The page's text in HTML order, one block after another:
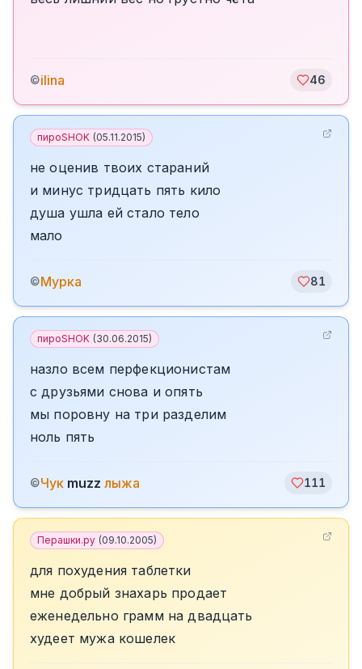
©ilina 46
пироSHOK (05.11.2015)
не оценив твоих стараний
и минус тридцать пять кило
душа ушла ей стало тело
мало
©Мурка 81
пироSHOK (30.06.2015)
назло всем перфекционистам
с друзьями снова и опять
мы поровну на три разделим
ноль пять
©Чук muzz лыжа 111
Перашки.ру (09.10.2005)
для похудения таблетки
мне добрый знахарь продает
еженедельно грамм на двадцать
худеет мужа кошелек